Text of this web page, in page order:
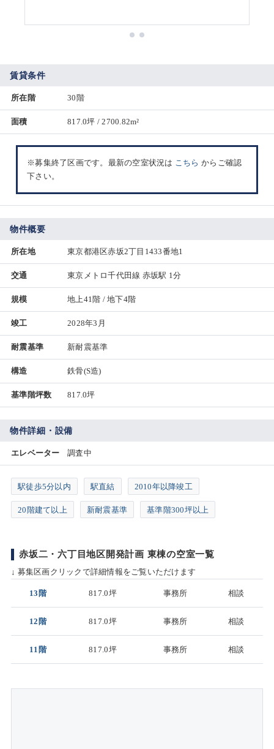
賃貸条件
所在階 30階
面積 817.0坪 / 2700.82m²
※募集終了区画です。最新の空室状況は こちら からご確認
下さい。
物件概要
所在地 東京都港区赤坂2丁目1433番地1
交通 東京メトロ千代田線 赤坂駅 1分
規模 地上41階 / 地下4階
竣工 2028年3月
耐震基準 新耐震基準
構造 鉄骨(S造)
基準階坪数 817.0坪
物件詳細・設備
エレベーター 調査中
駅徒歩5分以内 駅直結 2010年以降竣工
20階建て以上 新耐震基準 基準階300坪以上
赤坂二・六丁目地区開発計画 東棟の空室一覧
↓ 募集区画クリックで詳細情報をご覧いただけます
13階 817.0坪 事務所 相談
12階 817.0坪 事務所 相談
11階 817.0坪 事務所 相談